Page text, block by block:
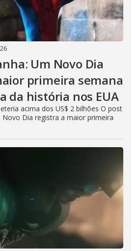
Um Novo Dia
primeira semana
da história nos EUA
acima dos US$ 2 bilhões O post
Novo Dia registra a maior primeira